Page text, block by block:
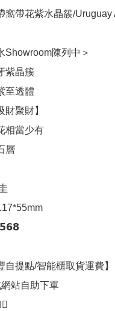
窩帶花紫水晶簇/Uruguay
Showroom陳列中＞
紫晶簇
至透體
聚財】
相當少有
層
自提點/智能櫃取貨運費】
站自助下單